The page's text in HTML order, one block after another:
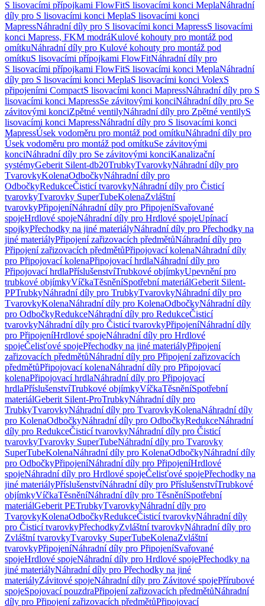
S lisovacími přípojkami FlowFitS lisovacími konci MeplaNáhradní
díly pro S lisovacími konci MeplaS lisovacími konci
MapressNáhradní díly pro S lisovacími konci MapressS lisovacími
konci Mapress, FKM modráKulové kohouty pro montáž pod
omítkuNáhradní díly pro Kulové kohouty pro montáž pod
omítkuS lisovacími přípojkami FlowFitNáhradní díly pro
S lisovacími přípojkami FlowFitS lisovacími konci MeplaNáhradní
díly pro S lisovacími konci MeplaS lisovacími konci VolexS
připojeními CompactS lisovacími konci MapressNáhradní díly pro S
lisovacími konci MapressSe závitovými konciNáhradní díly pro Se
závitovými konciZpětné ventilyNáhradní díly pro Zpětné ventilyS
lisovacími konci MapressNáhradní díly pro S lisovacími konci
MapressÚsek vodoměru pro montáž pod omítkuNáhradní díly pro
Úsek vodoměru pro montáž pod omítkuSe závitovými
konciNáhradní díly pro Se závitovými konciKanalizační
systémyGeberit Silent-db20TrubkyTvarovkyNáhradní díly pro
TvarovkyKolenaOdbočkyNáhradní díly pro
OdbočkyRedukceČisticí tvarovkyNáhradní díly pro Čisticí
tvarovkyTvarovky SuperTubeKolenaZvláštní
tvarovkyPřipojeníNáhradní díly pro PřipojeníSvařované
spojeHrdlové spojeNáhradní díly pro Hrdlové spojeUpínací
spojkyPřechodky na jiné materiályNáhradní díly pro Přechodky na
jiné materiályPřipojení zařizovacích předmětůNáhradní díly pro
Připojení zařizovacích předmětůPřipojovací kolenaNáhradní díly
pro Připojovací kolenaPřipojovací hrdlaNáhradní díly pro
Připojovací hrdlaPříslušenstvíTrubkové objímkyUpevnění pro
trubkové objímkyVíčkaTěsněníSpotřební materiálGeberit Silent-
PPTrubkyNáhradní díly pro TrubkyTvarovkyNáhradní díly pro
TvarovkyKolenaNáhradní díly pro KolenaOdbočkyNáhradní díly
pro OdbočkyRedukceNáhradní díly pro RedukceČisticí
tvarovkyNáhradní díly pro Čisticí tvarovkyPřipojeníNáhradní díly
pro PřipojeníHrdlové spojeNáhradní díly pro Hrdlové
spojeČelisťové spojePřechodky na jiné materiályPřipojení
zařizovacích předmětůNáhradní díly pro Připojení zařizovacích
předmětůPřipojovací kolenaNáhradní díly pro Připojovací
kolenaPřipojovací hrdlaNáhradní díly pro Připojovací
hrdlaPříslušenstvíTrubkové objímkyVíčkaTěsněníSpotřební
materiálGeberit Silent-ProTrubkyNáhradní díly pro
TrubkyTvarovkyNáhradní díly pro TvarovkyKolenaNáhradní díly
pro KolenaOdbočkyNáhradní díly pro OdbočkyRedukceNáhradní
díly pro RedukceČisticí tvarovkyNáhradní díly pro Čisticí
tvarovkyTvarovky SuperTubeNáhradní díly pro Tvarovky
SuperTubeKolenaNáhradní díly pro KolenaOdbočkyNáhradní díly
pro OdbočkyPřipojeníNáhradní díly pro PřipojeníHrdlové
spojeNáhradní díly pro Hrdlové spojeČelisťové spojePřechodky na
jiné materiályPříslušenstvíNáhradní díly pro PříslušenstvíTrubkové
objímkyVíčkaTěsněníNáhradní díly pro TěsněníSpotřební
materiálGeberit PETrubkyTvarovkyNáhradní díly pro
TvarovkyKolenaOdbočkyRedukceČisticí tvarovkyNáhradní díly
pro Čisticí tvarovkyPřechodkyZvláštní tvarovkyNáhradní díly pro
Zvláštní tvarovkyTvarovky SuperTubeKolenaZvláštní
tvarovkyPřipojeníNáhradní díly pro PřipojeníSvařované
spojeHrdlové spojeNáhradní díly pro Hrdlové spojePřechodky na
jiné materiályNáhradní díly pro Přechodky na jiné
materiályZávitové spojeNáhradní díly pro Závitové spojePřírubové
spojeSpojovací pouzdraPřipojení zařizovacích předmětůNáhradní
díly pro Připojení zařizovacích předmětůPřipojovací